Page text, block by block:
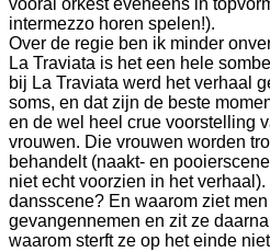
vooral orkest eveneens in
intermezzo horen spelen!).
Over de regie ben ik minder
La Traviata is het een hele
bij La Traviata werd het verhaal
soms, en dat zijn de beste
en de wel heel crue voorstelling
vrouwen. Die vrouwen worden
behandelt (naakt- en
niet echt voorzien in het
dansscene? En waarom ziet
gevangennemen en zit ze
waarom sterft ze op het einde